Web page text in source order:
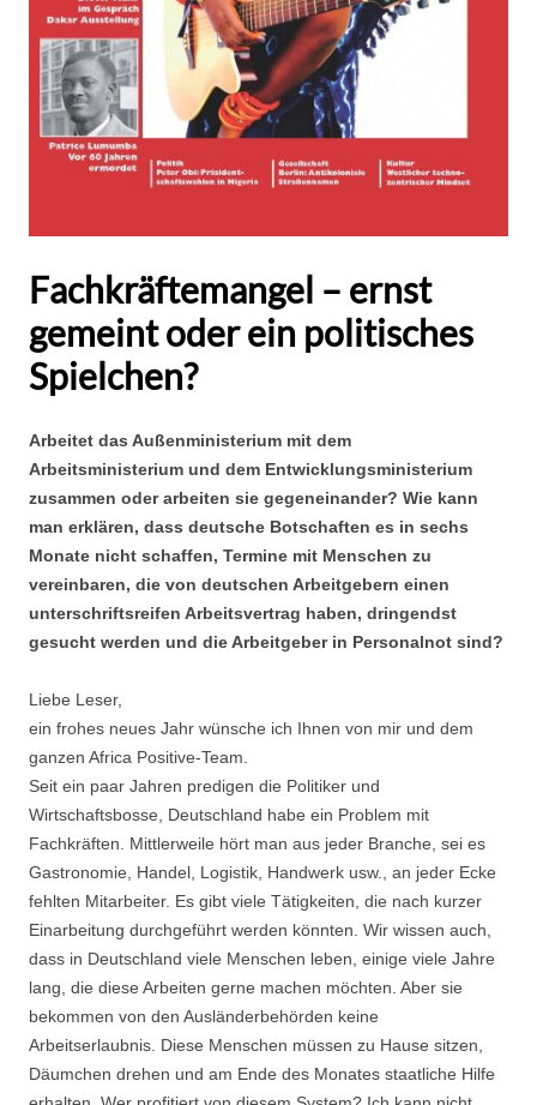
Fachkräftemangel – ernst
gemeint oder ein politisches
Spielchen?
Arbeitet das Außenministerium mit dem
Arbeitsministerium und dem Entwicklungsministerium
zusammen oder arbeiten sie gegeneinander? Wie kann
man erklären, dass deutsche Botschaften es in sechs
Monate nicht schaffen, Termine mit Menschen zu
vereinbaren, die von deutschen Arbeitgebern einen
unterschriftsreifen Arbeitsvertrag haben, dringendst
gesucht werden und die Arbeitgeber in Personalnot sind?
Liebe Leser,
ein frohes neues Jahr wünsche ich Ihnen von mir und dem
ganzen Africa Positive-Team.
Seit ein paar Jahren predigen die Politiker und
Wirtschaftsbosse, Deutschland habe ein Problem mit
Fachkräften. Mittlerweile hört man aus jeder Branche, sei es
Gastronomie, Handel, Logistik, Handwerk usw., an jeder Ecke
fehlten Mitarbeiter. Es gibt viele Tätigkeiten, die nach kurzer
Einarbeitung durchgeführt werden könnten. Wir wissen auch,
dass in Deutschland viele Menschen leben, einige viele Jahre
lang, die diese Arbeiten gerne machen möchten. Aber sie
bekommen von den Ausländerbehörden keine
Arbeitserlaubnis. Diese Menschen müssen zu Hause sitzen,
Däumchen drehen und am Ende des Monates staatliche Hilfe